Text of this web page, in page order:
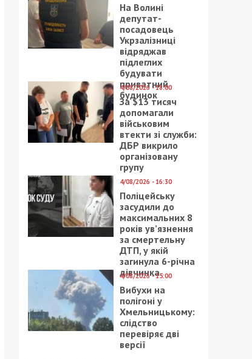
На Волині
депутат-
посадовець
Укрзалізниці
відряджав
підлеглих
будувати
приватний
будинок
4/08/2026 - 18:00
За $13 тисяч
допомагали
військовим
втекти зі служби:
ДБР викрило
організовану
групу
4/08/2026 - 16:30
Поліцейську
засудили до
максимальних 8
років ув’язнення
за смертельну
ДТП, у якій
загинула 6-річна
дівчинка
4/08/2026 - 15:00
Вибухи на
полігоні у
Хмельницькому:
слідство
перевіряє дві
версії